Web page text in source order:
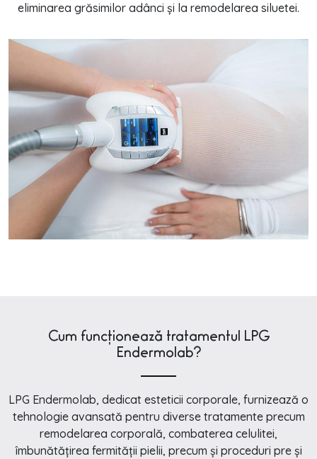
eliminarea grăsimilor adânci și la remodelarea siluetei.
Cum funcționează tratamentul LPG
Endermolab?
LPG Endermolab, dedicat esteticii corporale, furnizează o
tehnologie avansată pentru diverse tratamente precum
remodelarea corporală, combaterea celulitei,
îmbunătățirea fermității pielii, precum și proceduri pre și